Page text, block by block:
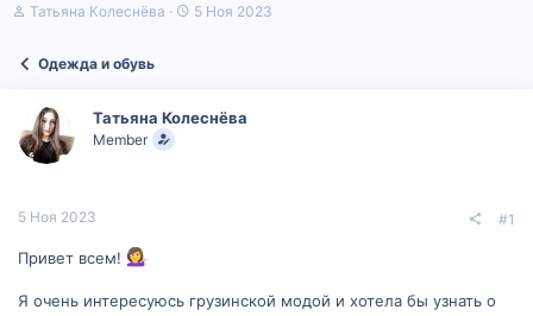
А
е
м
ы
Татьяна Колеснёва
Д
ч
5 Ноя 2023
Одежда и обувь
Татьяна Колеснёва
Member
5 Ноя 2023 #1
Привет всем!
Я очень интересуюсь грузинской модой и хотела бы узнать о